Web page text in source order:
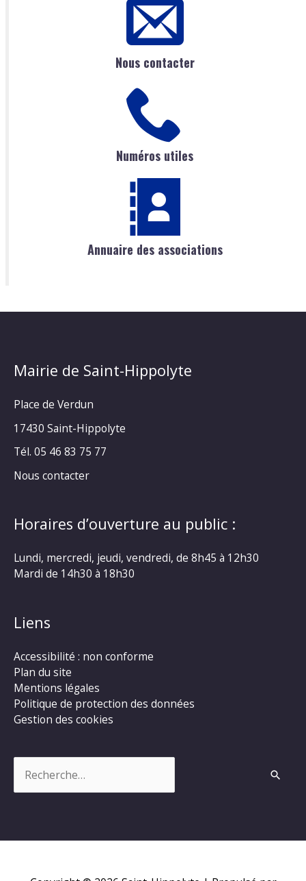
Nous contacter
Numéros utiles
Annuaire des associations
Mairie de Saint-Hippolyte
Place de Verdun
17430 Saint-Hippolyte
Tél. 05 46 83 75 77
Nous contacter
Horaires d’ouverture au public :
Lundi, mercredi, jeudi, vendredi, de 8h45 à 12h30
Mardi de 14h30 à 18h30
Liens
Accessibilité : non conforme
Plan du site
Mentions légales
Politique de protection des données
Gestion des cookies